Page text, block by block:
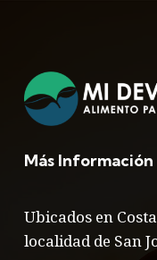
Más Información
Ubicados en
localidad de San